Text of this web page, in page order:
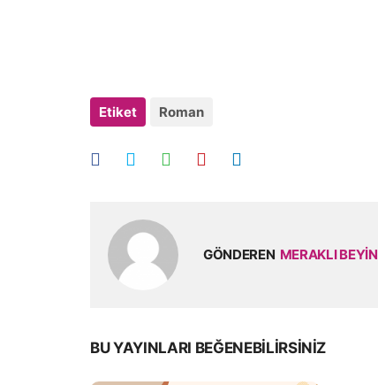
Etiket Roman
GÖNDEREN MERAKLI BEYIN
BU YAYINLARI BEĞENEBILIRSINIZ